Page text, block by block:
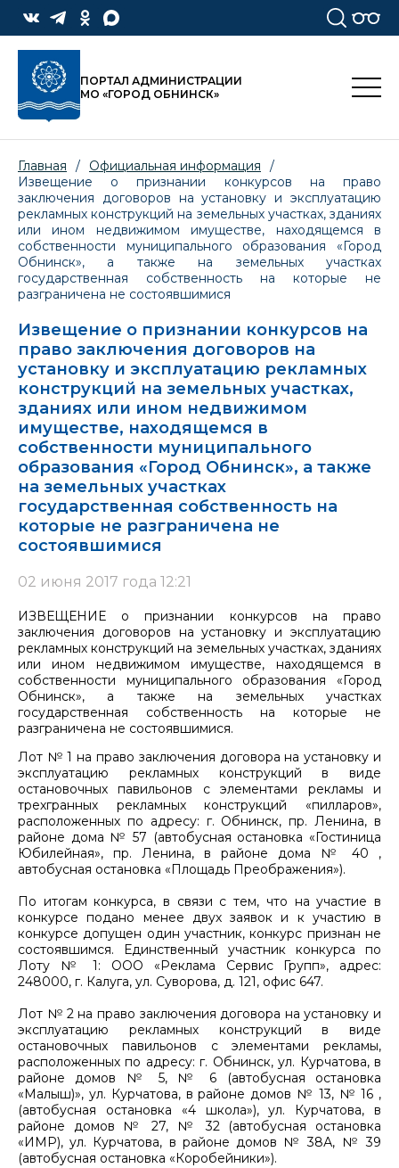
ПОРТАЛ АДМИНИСТРАЦИИ
МО «ГОРОД ОБНИНСК»
Главная / Официальная информация
/
Извещение о признании конкурсов на право
заключения договоров на установку и эксплуатацию
рекламных конструкций на земельных участках, зданиях
или ином недвижимом имуществе, находящемся в
собственности муниципального образования «Город
Обнинск», а также на земельных участках
государственная собственность на которые не
разграничена не состоявшимися
Извещение о признании конкурсов на
право заключения договоров на
установку и эксплуатацию рекламных
конструкций на земельных участках,
зданиях или ином недвижимом
имуществе, находящемся в
собственности муниципального
образования «Город Обнинск», а также
на земельных участках
государственная собственность на
которые не разграничена не
состоявшимися
02 июня 2017 года 12:21
ИЗВЕЩЕНИЕ о признании конкурсов на право
заключения договоров на установку и эксплуатацию
рекламных конструкций на земельных участках, зданиях
или ином недвижимом имуществе, находящемся в
собственности муниципального образования «Город
Обнинск», а также на земельных участках
государственная собственность на которые не
разграничена не состоявшимися.
Лот № 1 на право заключения договора на установку и
эксплуатацию рекламных конструкций в виде
остановочных павильонов с элементами рекламы и
трехгранных рекламных конструкций «пилларов»,
расположенных по адресу: г. Обнинск, пр. Ленина, в
районе дома № 57 (автобусная остановка «Гостиница
Юбилейная», пр. Ленина, в районе дома № 40 ,
автобусная остановка «Площадь Преображения»).
По итогам конкурса, в связи с тем, что на участие в
конкурсе подано менее двух заявок и к участию в
конкурсе допущен один участник, конкурс признан не
состоявшимся. Единственный участник конкурса по
Лоту № 1: ООО «Реклама Сервис Групп», адрес:
248000, г. Калуга, ул. Суворова, д. 121, офис 647.
Лот № 2 на право заключения договора на установку и
эксплуатацию рекламных конструкций в виде
остановочных павильонов с элементами рекламы,
расположенных по адресу: г. Обнинск, ул. Курчатова, в
районе домов № 5, № 6 (автобусная остановка
«Малыш)», ул. Курчатова, в районе домов № 13, № 16 ,
(автобусная остановка «4 школа»), ул. Курчатова, в
районе домов № 27, № 32 (автобусная остановка
«ИМР), ул. Курчатова, в районе домов № 38А, № 39
(автобусная остановка «Коробейники»).